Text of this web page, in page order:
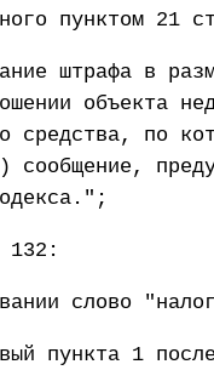
пунктом 21
штрафа в
объекта
средства, по
сообщение,
132:
слово
пункта 1